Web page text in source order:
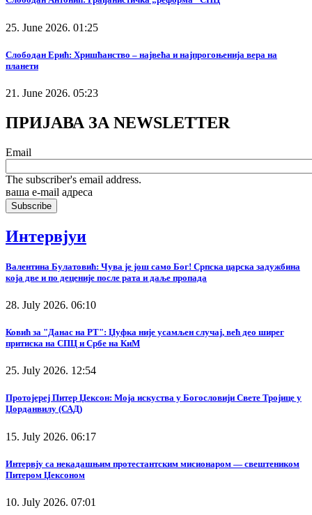
25. June 2026. 01:25
Слободан Ерић: Хришћанство – највећа и најпрогоњенија вера на
планети
21. June 2026. 05:23
ПРИЈАВА ЗА NEWSLETTER
Email
The subscriber's email address.
ваша е-mail адреса
Интервјуи
Валентина Булатовић: Чува је још само Бог! Српска царска задужбина
која две и по деценије после рата и даље пропада
28. July 2026. 06:10
Ковић за "Данас на РТ": Џуфка није усамљен случај, већ део ширег
притиска на СПЦ и Србе на КиМ
25. July 2026. 12:54
Протојереј Питер Џексон: Моја искуства у Богословији Свете Тројице у
Џорданвилу (САД)
15. July 2026. 06:17
Интервју са некадашњим протестантским мисионаром — свештеником
Питером Џексоном
10. July 2026. 07:01